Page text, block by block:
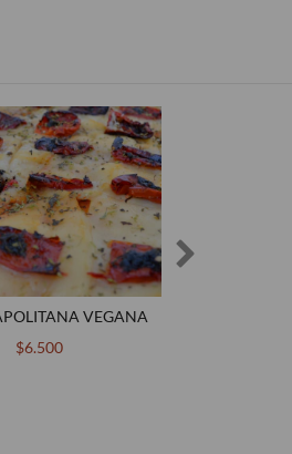
VEGANA
$6.500